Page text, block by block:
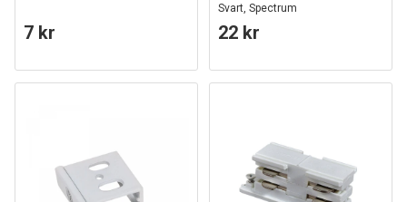
7 kr
Svart, Spectrum
22 kr